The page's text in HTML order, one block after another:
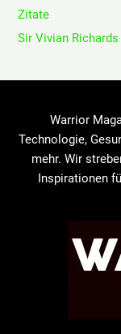
Zitate
Sir Vivian
Warrior
Technologie,
mehr. Wir
Inspirationen